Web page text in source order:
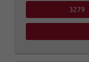
3279